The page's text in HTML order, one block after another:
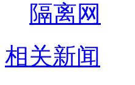
隔离网
相关新闻